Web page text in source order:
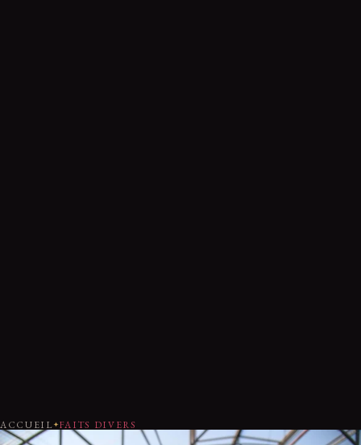
ACCUEIL FAITS DIVERS